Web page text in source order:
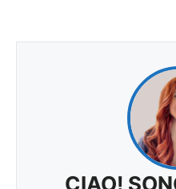
CIAO!